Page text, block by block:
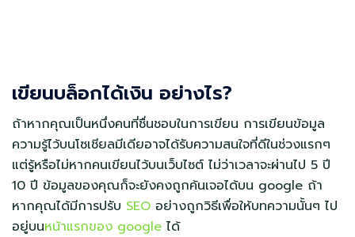
เขียนบล็อกได้เงิน อย่างไร?
ถ้าหากคุณเป็นหนึ่งคนที่ชื่นชอบในการเขียน การเขียนข้อมูล
ความรู้ไว้บนโซเชียลมีเดียอาจได้รับความสนใจที่ดีในช่วงแรกๆ
แต่รู้หรือไม่หากคนเขียนไว้บนเว็บไซต์ ไม่ว่าเวลาจะผ่านไป 5 ปี
10 ปี ข้อมูลของคุณก็จะยังคงถูกค้นเจอได้บน google ถ้า
หากคุณได้มีการปรับ SEO อย่างถูกวิธีเพื่อให้บทความนั้นๆ ไป
อยู่บนหน้าแรกของ google ได้